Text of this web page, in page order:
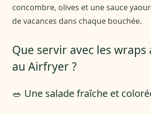
concombre, olives et une sauce
de vacances dans chaque bouchée.
Que servir avec les
au Airfryer ?
🥗 Une salade fraîche et